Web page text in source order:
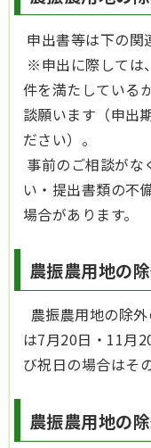
申出書等は下の関
※申出に際しては
件を満たしている
談願います（申出
ださい）。
事前のご相談がな
い・提出書類の不
場合があります。
農振農用地の
農振農用地の除
は7月20日・11月
び祝日の場合はそ
農振農用地の